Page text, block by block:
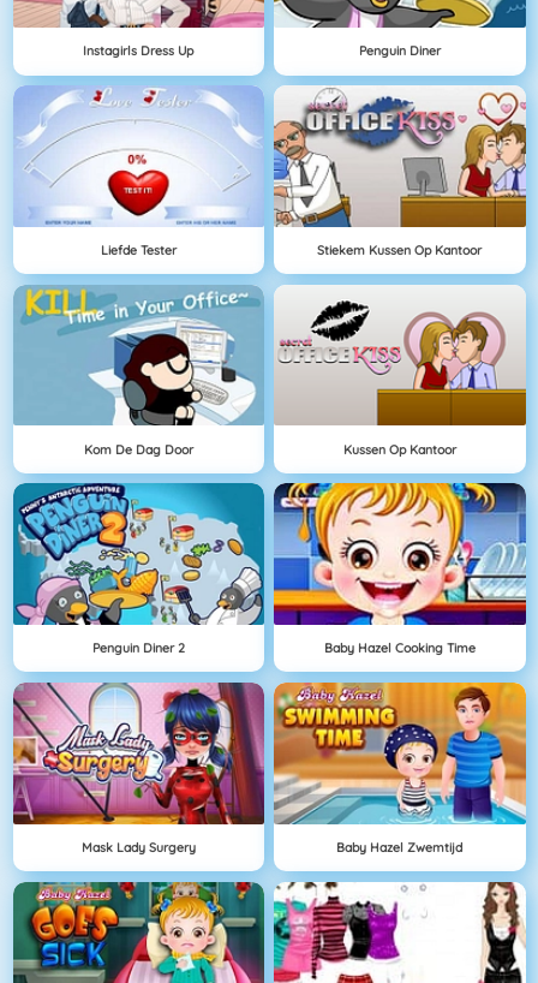
Instagirls Dress Up Penguin Diner
Liefde Tester Stiekem Kussen Op Kantoor
Kom De Dag Door Kussen Op Kantoor
Penguin Diner 2 Baby Hazel Cooking Time
Mask Lady Surgery Baby Hazel Zwemtijd